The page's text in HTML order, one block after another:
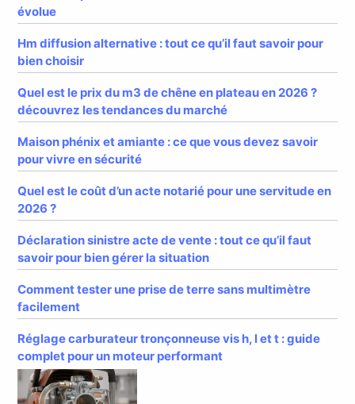
évolue
Hm diffusion alternative : tout ce qu’il faut savoir pour
bien choisir
Quel est le prix du m3 de chêne en plateau en 2026 ?
découvrez les tendances du marché
Maison phénix et amiante : ce que vous devez savoir
pour vivre en sécurité
Quel est le coût d’un acte notarié pour une servitude en
2026 ?
Déclaration sinistre acte de vente : tout ce qu’il faut
savoir pour bien gérer la situation
Comment tester une prise de terre sans multimètre
facilement
Réglage carburateur tronçonneuse vis h, l et t : guide
complet pour un moteur performant